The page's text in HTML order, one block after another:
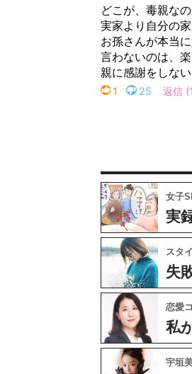
女子
実
スタ
失
恋愛
私
宇垣